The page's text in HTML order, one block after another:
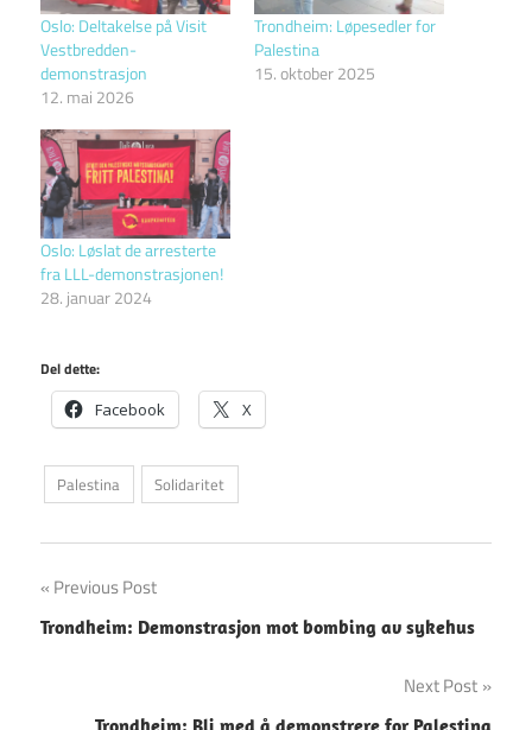
Oslo: Deltakelse på Visit
Vestbredden-
demonstrasjon
12. mai 2026
Trondheim: Løpesedler for
Palestina
15. oktober 2025
Oslo: Løslat de arresterte
fra LLL-demonstrasjonen!
28. januar 2024
Del dette:
Facebook X
Palestina Solidaritet
Innleggsnavigasjon
Previous Post
Trondheim: Demonstrasjon mot bombing av sykehus
Next Post